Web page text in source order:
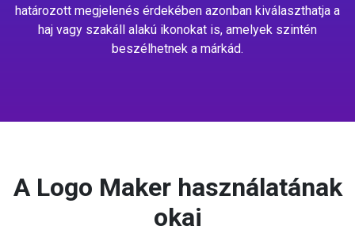
határozott megjelenés érdekében azonban kiválaszthatja a
haj vagy szakáll alakú ikonokat is, amelyek szintén
beszélhetnek a márkád.
A Logo Maker használatának
okai